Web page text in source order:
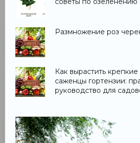
Размножение роз
Как вырастить
саженцы гортензии:
руководство для